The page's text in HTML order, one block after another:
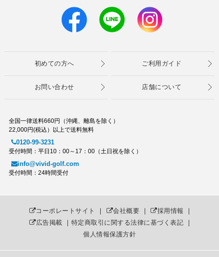
初めての方へ ご利用ガイド
お問い合わせ 店舗について
全国一律送料660円（沖縄、離島を除く）
22,000円(税込）以上で送料無料
0120-99-3231
受付時間：平日10：00～17：00（土日祝を除く）
info@vivid-golf.com
受付時間：24時間受付
コーポレートサイト ｜ 会社概要 ｜ 採用情報 ｜
広告掲載 ｜ 特定商取引に関する法律に基づく表記 ｜
個人情報保護方針